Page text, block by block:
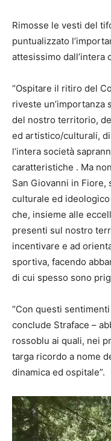
Rimosse le vesti del
puntualizzato
attesissimo dall’intera
“Ospitare il ritiro del
riveste un’importanza
del nostro territorio,
ed artistico/culturali,
l’intera società
caratteristiche . Ma
San Giovanni in
culturale ed
che, insieme alle
presenti sul nostro
incentivare e ad
sportiva, facendo
di cui spesso sono
“Con questi
conclude Straface –
rossoblu ai quali, nei
targa ricordo a nome
dinamica ed ospitale”.
V
i
d